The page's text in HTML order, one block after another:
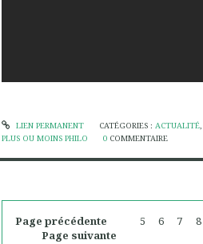
LIEN PERMANENT CATÉGORIES : ACTUALITÉ,
PLUS OU MOINS PHILO
0 COMMENTAIRE
Page précédente 5 6 7 8
Page suivante